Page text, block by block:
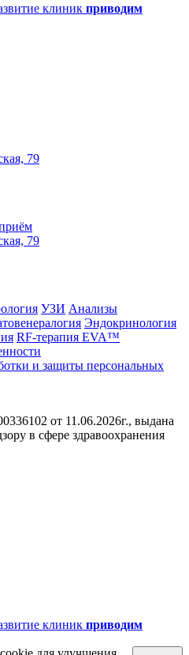
клиник приводим
79
79
УЗИ Анализы
Эндокринология
RF-терапия EVA™
и защиты персональных
от 11.06.2026г., выдана
в сфере здравоохранения
клиник приводим